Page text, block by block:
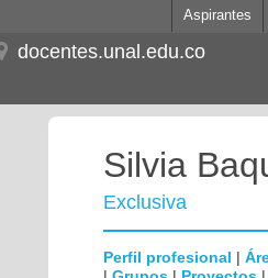
Aspirantes
docentes.unal.edu.co
Silvia
Exclusiva
Perfil profesional |